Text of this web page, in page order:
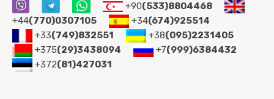
+90(533)8804468
+44(770)0307105 +34(674)925514
+33(749)832551 +38(095)2231405
+375(29)3438094 +7(999)6384432
+372(81)427031